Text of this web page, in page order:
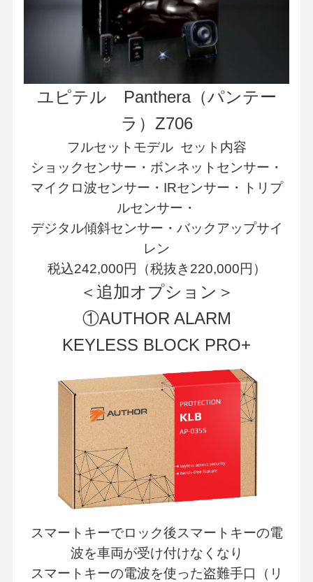
ユピテル Panthera（パンテー
ラ）Z706
フルセットモデル セット内容
ショックセンサー・ボンネットセンサー・
マイクロ波センサー・IRセンサー・トリプ
ルセンサー・
デジタル傾斜センサー・バックアップサイ
レン
税込242,000円（税抜き220,000円）
＜追加オプション＞
①AUTHOR ALARM
KEYLESS BLOCK PRO+
スマートキーでロック後スマートキーの電
波を車両が受け付けなくなり
スマートキーの電波を使った盗難手口（リ